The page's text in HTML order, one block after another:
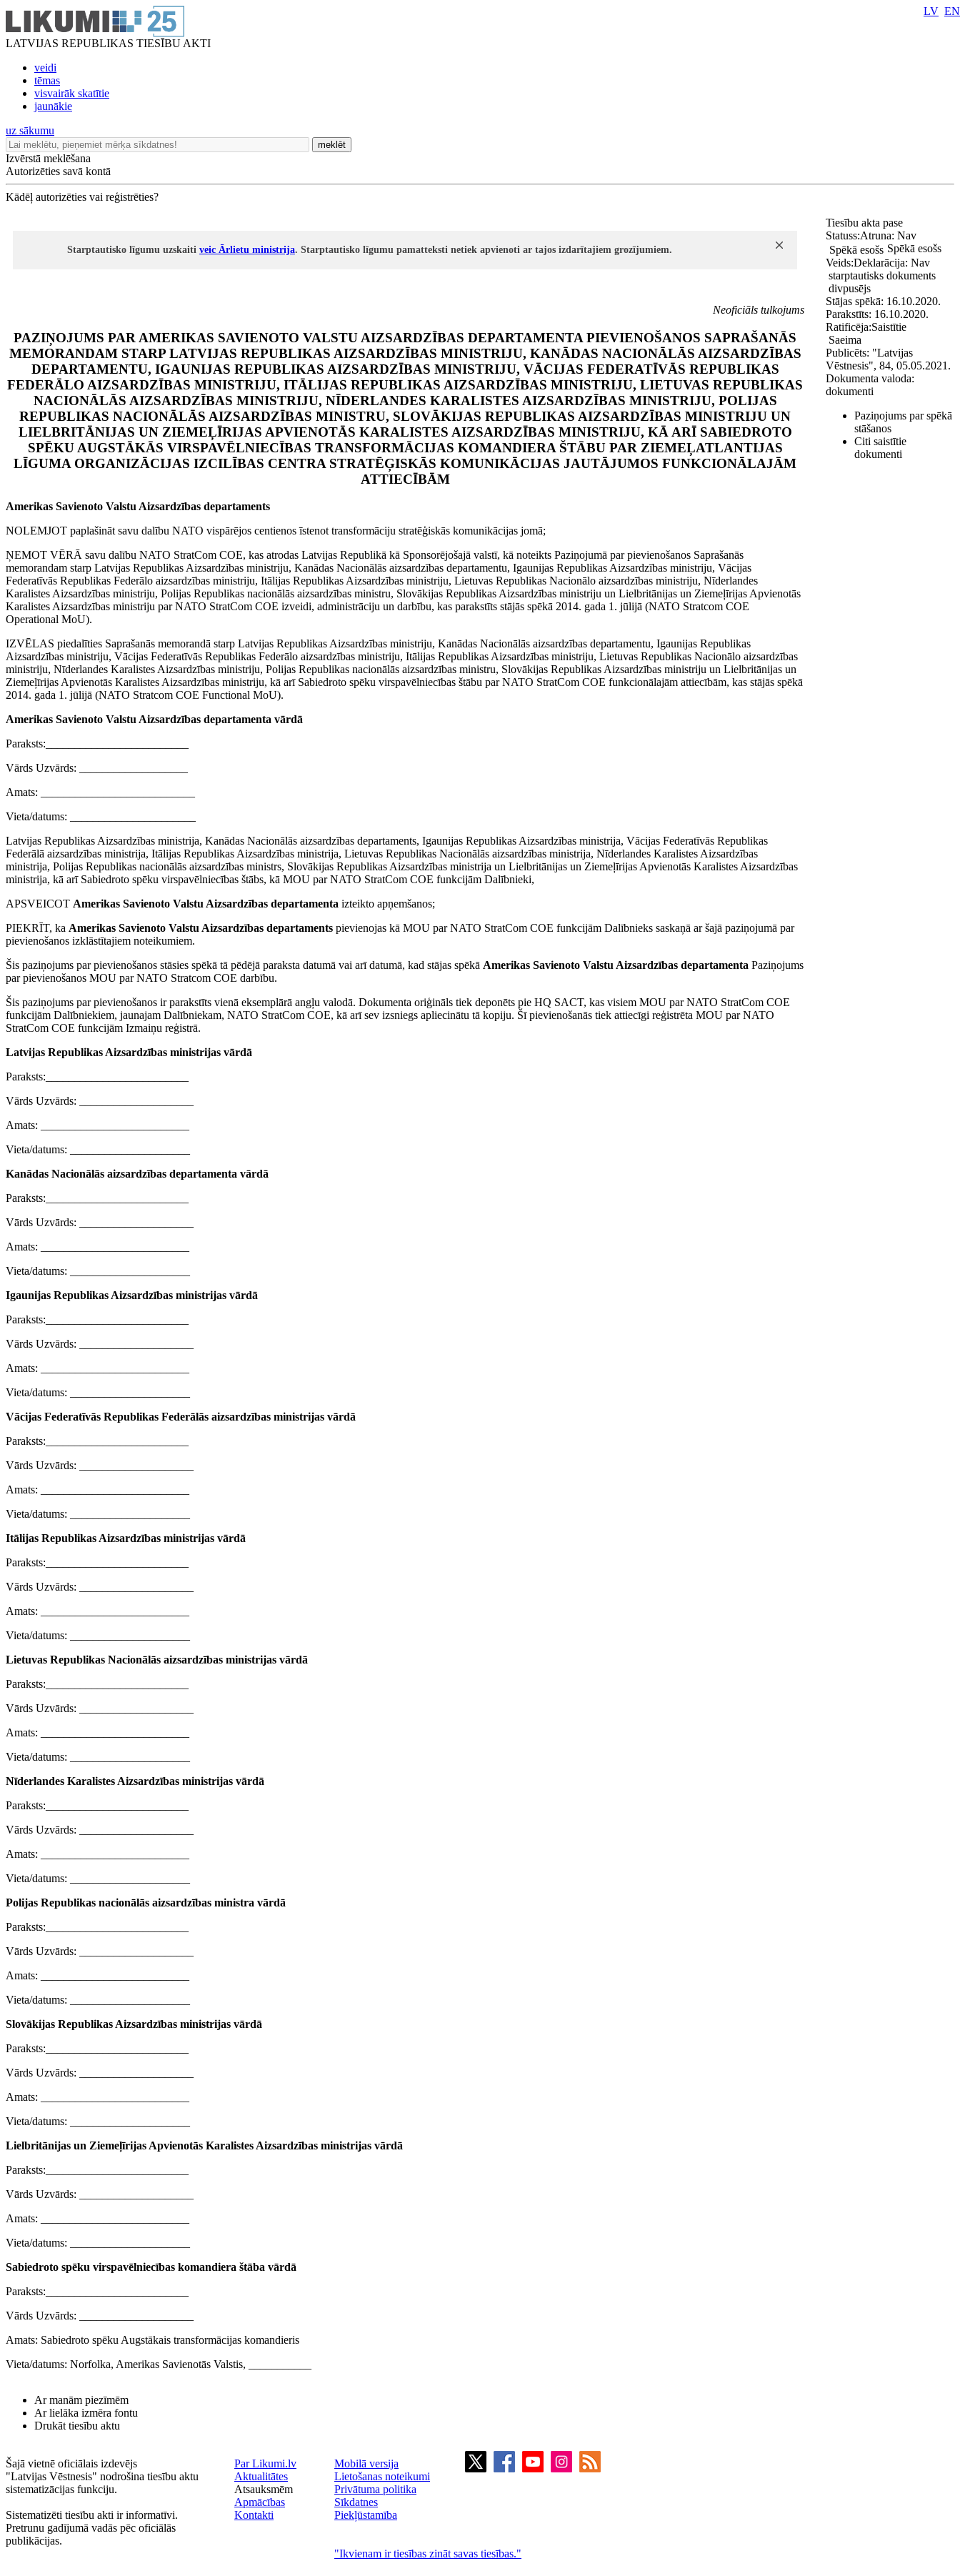
LATVIJAS REPUBLIKAS TIESĪBU AKTI
veidi
tēmas
visvairāk skatītie
jaunākie
LV EN
uz sākumu
meklēt
Izvērstā meklēšana
Autorizēties savā kontā
Kādēļ autorizēties vai reģistrēties?
Starptautisko līgumu uzskaiti veic Ārlietu ministrija. Starptautisko līgumu pamatteksti netiek apvienoti ar tajos izdarītajiem grozījumiem.
Neoficiāls tulkojums
PAZIŅOJUMS PAR AMERIKAS SAVIENOTO VALSTU AIZSARDZĪBAS DEPARTAMENTA PIEVIENOŠANOS SAPRAŠANĀS
MEMORANDAM STARP LATVIJAS REPUBLIKAS AIZSARDZĪBAS MINISTRIJU, KANĀDAS NACIONĀLĀS AIZSARDZĪBAS
DEPARTAMENTU, IGAUNIJAS REPUBLIKAS AIZSARDZĪBAS MINISTRIJU, VĀCIJAS FEDERATĪVĀS REPUBLIKAS
FEDERĀLO AIZSARDZĪBAS MINISTRIJU, ITĀLIJAS REPUBLIKAS AIZSARDZĪBAS MINISTRIJU, LIETUVAS REPUBLIKAS
NACIONĀLĀS AIZSARDZĪBAS MINISTRIJU, NĪDERLANDES KARALISTES AIZSARDZĪBAS MINISTRIJU, POLIJAS
REPUBLIKAS NACIONĀLĀS AIZSARDZĪBAS MINISTRU, SLOVĀKIJAS REPUBLIKAS AIZSARDZĪBAS MINISTRIJU UN
LIELBRITĀNIJAS UN ZIEMEĻĪRIJAS APVIENOTĀS KARALISTES AIZSARDZĪBAS MINISTRIJU, KĀ ARĪ SABIEDROTO
SPĒKU AUGSTĀKĀS VIRSPAVĒLNIECĪBAS TRANSFORMĀCIJAS KOMANDIERA ŠTĀBU PAR ZIEMEĻATLANTIJAS
LĪGUMA ORGANIZĀCIJAS IZCILĪBAS CENTRA STRATĒĢISKĀS KOMUNIKĀCIJAS JAUTĀJUMOS FUNKCIONĀLAJĀM
ATTIECĪBĀM
Amerikas Savienoto Valstu Aizsardzības departaments
NOLEMJOT paplašināt savu dalību NATO vispārējos centienos īstenot transformāciju stratēģiskās komunikācijas jomā;
ŅEMOT VĒRĀ savu dalību NATO StratCom COE, kas atrodas Latvijas Republikā kā Sponsorējošajā valstī, kā noteikts Paziņojumā par pievienošanos Saprašanās
memorandam starp Latvijas Republikas Aizsardzības ministriju, Kanādas Nacionālās aizsardzības departamentu, Igaunijas Republikas Aizsardzības ministriju, Vācijas
Federatīvās Republikas Federālo aizsardzības ministriju, Itālijas Republikas Aizsardzības ministriju, Lietuvas Republikas Nacionālo aizsardzības ministriju, Nīderlandes
Karalistes Aizsardzības ministriju, Polijas Republikas nacionālās aizsardzības ministru, Slovākijas Republikas Aizsardzības ministriju un Lielbritānijas un Ziemeļīrijas Apvienotās
Karalistes Aizsardzības ministriju par NATO StratCom COE izveidi, administrāciju un darbību, kas parakstīts stājās spēkā 2014. gada 1. jūlijā (NATO Stratcom COE
Operational MoU).
IZVĒLAS piedalīties Saprašanās memorandā starp Latvijas Republikas Aizsardzības ministriju, Kanādas Nacionālās aizsardzības departamentu, Igaunijas Republikas
Aizsardzības ministriju, Vācijas Federatīvās Republikas Federālo aizsardzības ministriju, Itālijas Republikas Aizsardzības ministriju, Lietuvas Republikas Nacionālo aizsardzības
ministriju, Nīderlandes Karalistes Aizsardzības ministriju, Polijas Republikas nacionālās aizsardzības ministru, Slovākijas Republikas Aizsardzības ministriju un Lielbritānijas un
Ziemeļīrijas Apvienotās Karalistes Aizsardzības ministriju, kā arī Sabiedroto spēku virspavēlniecības štābu par NATO StratCom COE funkcionālajām attiecībām, kas stājās spēkā
2014. gada 1. jūlijā (NATO Stratcom COE Functional MoU).
Amerikas Savienoto Valstu Aizsardzības departamenta vārdā
Paraksts:_________________________
Vārds Uzvārds: ___________________
Amats: ___________________________
Vieta/datums: ______________________
Latvijas Republikas Aizsardzības ministrija, Kanādas Nacionālās aizsardzības departaments, Igaunijas Republikas Aizsardzības ministrija, Vācijas Federatīvās Republikas
Federālā aizsardzības ministrija, Itālijas Republikas Aizsardzības ministrija, Lietuvas Republikas Nacionālās aizsardzības ministrija, Nīderlandes Karalistes Aizsardzības
ministrija, Polijas Republikas nacionālās aizsardzības ministrs, Slovākijas Republikas Aizsardzības ministrija un Lielbritānijas un Ziemeļīrijas Apvienotās Karalistes Aizsardzības
ministrija, kā arī Sabiedroto spēku virspavēlniecības štābs, kā MOU par NATO StratCom COE funkcijām Dalībnieki,
APSVEICOT Amerikas Savienoto Valstu Aizsardzības departamenta izteikto apņemšanos;
PIEKRĪT, ka Amerikas Savienoto Valstu Aizsardzības departaments pievienojas kā MOU par NATO StratCom COE funkcijām Dalībnieks saskaņā ar šajā paziņojumā par
pievienošanos izklāstītajiem noteikumiem.
Šis paziņojums par pievienošanos stāsies spēkā tā pēdējā paraksta datumā vai arī datumā, kad stājas spēkā Amerikas Savienoto Valstu Aizsardzības departamenta Paziņojums
par pievienošanos MOU par NATO Stratcom COE darbību.
Šis paziņojums par pievienošanos ir parakstīts vienā eksemplārā angļu valodā. Dokumenta oriģināls tiek deponēts pie HQ SACT, kas visiem MOU par NATO StratCom COE
funkcijām Dalībniekiem, jaunajam Dalībniekam, NATO StratCom COE, kā arī sev izsniegs apliecinātu tā kopiju. Šī pievienošanās tiek attiecīgi reģistrēta MOU par NATO
StratCom COE funkcijām Izmaiņu reģistrā.
Latvijas Republikas Aizsardzības ministrijas vārdā
Paraksts:_________________________
Vārds Uzvārds: ____________________
Amats: __________________________
Vieta/datums: _____________________
Kanādas Nacionālās aizsardzības departamenta vārdā
Paraksts:_________________________
Vārds Uzvārds: ____________________
Amats: __________________________
Vieta/datums: _____________________
Igaunijas Republikas Aizsardzības ministrijas vārdā
Paraksts:_________________________
Vārds Uzvārds: ____________________
Amats: __________________________
Vieta/datums: _____________________
Vācijas Federatīvās Republikas Federālās aizsardzības ministrijas vārdā
Paraksts:_________________________
Vārds Uzvārds: ____________________
Amats: __________________________
Vieta/datums: _____________________
Itālijas Republikas Aizsardzības ministrijas vārdā
Paraksts:_________________________
Vārds Uzvārds: ____________________
Amats: __________________________
Vieta/datums: _____________________
Lietuvas Republikas Nacionālās aizsardzības ministrijas vārdā
Paraksts:_________________________
Vārds Uzvārds: ____________________
Amats: __________________________
Vieta/datums: _____________________
Nīderlandes Karalistes Aizsardzības ministrijas vārdā
Paraksts:_________________________
Vārds Uzvārds: ____________________
Amats: __________________________
Vieta/datums: _____________________
Polijas Republikas nacionālās aizsardzības ministra vārdā
Paraksts:_________________________
Vārds Uzvārds: ____________________
Amats: __________________________
Vieta/datums: _____________________
Slovākijas Republikas Aizsardzības ministrijas vārdā
Paraksts:_________________________
Vārds Uzvārds: ____________________
Amats: __________________________
Vieta/datums: _____________________
Lielbritānijas un Ziemeļīrijas Apvienotās Karalistes Aizsardzības ministrijas vārdā
Paraksts:_________________________
Vārds Uzvārds: ____________________
Amats: __________________________
Vieta/datums: _____________________
Sabiedroto spēku virspavēlniecības komandiera štāba vārdā
Paraksts:_________________________
Vārds Uzvārds: ____________________
Amats: Sabiedroto spēku Augstākais transformācijas komandieris
Vieta/datums: Norfolka, Amerikas Savienotās Valstis, ___________
Tiesību akta pase
Statuss:
Spēkā esošs Spēkā esošs
Veids:
starptautisks dokuments
divpusējs
Stājas spēkā: 16.10.2020.
Parakstīts: 16.10.2020.
Ratificēja:
Saeima
Atruna: Nav
Deklarācija: Nav
Publicēts: "Latvijas
Vēstnesis", 84, 05.05.2021.
Dokumenta valoda:
Saistītie
dokumenti
Paziņojums par spēkā
stāšanos
Citi saistītie
dokumenti
Ar manām piezīmēm
Ar lielāka izmēra fontu
Drukāt tiesību aktu
Šajā vietnē oficiālais izdevējs
"Latvijas Vēstnesis" nodrošina tiesību aktu
sistematizācijas funkciju.
Sistematizēti tiesību akti ir informatīvi.
Pretrunu gadījumā vadās pēc oficiālās
publikācijas.
Par Likumi.lv
Aktualitātes
Atsauksmēm
Apmācības
Kontakti
Mobilā versija
Lietošanas noteikumi
Privātuma politika
Sīkdatnes
Piekļūstamība
"Ikvienam ir tiesības zināt savas tiesības."